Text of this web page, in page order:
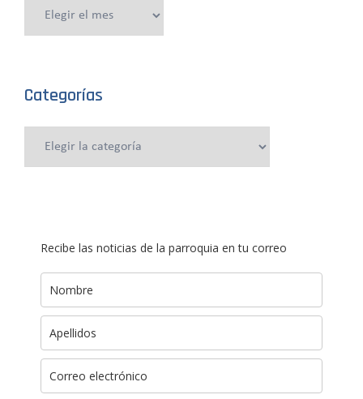
Categorías
Recibe las noticias de la parroquia en tu correo